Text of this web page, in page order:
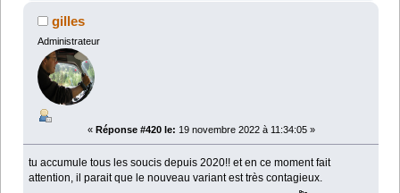
gilles
Administrateur
« Réponse #420 le: 19 novembre 2022 à 11:34:05 »
tu accumule tous les soucis depuis 2020!! et en ce moment fait
attention, il parait que le nouveau variant est très contagieux.